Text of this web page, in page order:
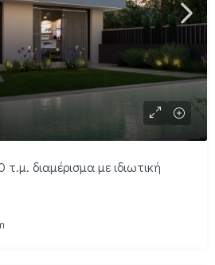
τ.μ. διαμέρισμα με ιδιωτική